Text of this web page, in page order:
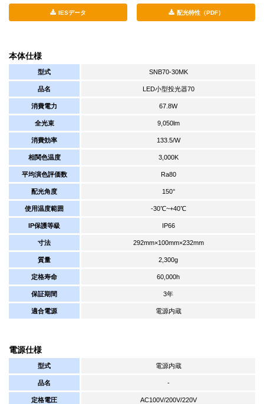
IESデータ 配光特性（PDF）
本体仕様
型式 SNB70-30MK
品名 LED小型投光器70
消費電力 67.8W
全光束 9,050lm
消費効率 133.5/W
相関色温度 3,000K
平均演色評価数 Ra80
配光角度 150°
使用温度範囲 -30℃~+40℃
IP保護等級 IP66
寸法 292mm×100mm×232mm
質量 2,300g
定格寿命 60,000h
保証期間 3年
適合電源 電源内蔵
電源仕様
型式 電源内蔵
品名 -
定格電圧 AC100V/200V/220V